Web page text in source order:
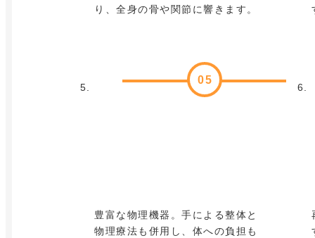
り、全身の骨や関節に響きます。
05
豊富な物理機器。手による整体と
物理療法も併用し、体への負担も